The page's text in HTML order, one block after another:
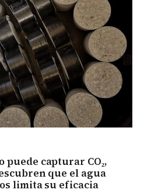
capturar CO₂,
que el agua
limita su eficacia